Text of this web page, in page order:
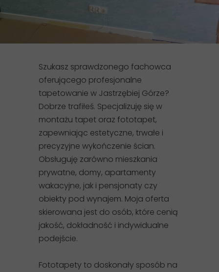
Szukasz sprawdzonego fachowca
oferującego profesjonalne
tapetowanie w Jastrzębiej Górze?
Dobrze trafiłeś. Specjalizuję się w
montażu tapet oraz fototapet,
zapewniając estetyczne, trwałe i
precyzyjne wykończenie ścian.
Obsługuję zarówno mieszkania
prywatne, domy, apartamenty
wakacyjne, jak i pensjonaty czy
obiekty pod wynajem. Moja oferta
skierowana jest do osób, które cenią
jakość, dokładność i indywidualne
podejście.
Fototapety to doskonały sposób na